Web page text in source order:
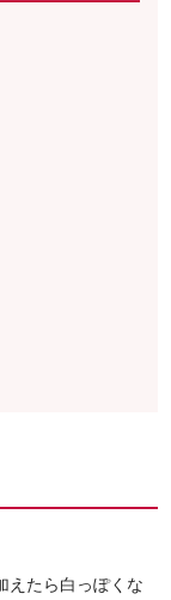
えたら白っぽくな